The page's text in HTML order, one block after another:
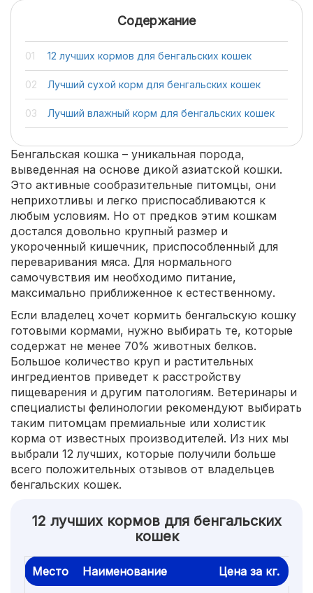
Содержание
12 лучших кормов для бенгальских кошек
Лучший сухой корм для бенгальских кошек
Лучший влажный корм для бенгальских кошек
Бенгальская кошка – уникальная порода,
выведенная на основе дикой азиатской кошки.
Это активные сообразительные питомцы, они
неприхотливы и легко приспосабливаются к
любым условиям. Но от предков этим кошкам
достался довольно крупный размер и
укороченный кишечник, приспособленный для
переваривания мяса. Для нормального
самочувствия им необходимо питание,
максимально приближенное к естественному.
Если владелец хочет кормить бенгальскую кошку
готовыми кормами, нужно выбирать те, которые
содержат не менее 70% животных белков.
Большое количество круп и растительных
ингредиентов приведет к расстройству
пищеварения и другим патологиям. Ветеринары и
специалисты фелинологии рекомендуют выбирать
таким питомцам премиальные или холистик
корма от известных производителей. Из них мы
выбрали 12 лучших, которые получили больше
всего положительных отзывов от владельцев
бенгальских кошек.
12 лучших кормов для бенгальских
кошек
Место Наименование Цена за кг.